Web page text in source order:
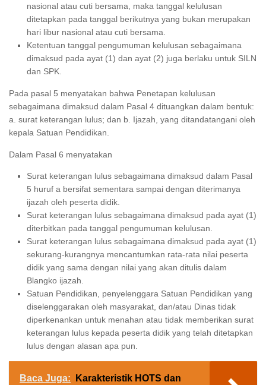
nasional atau cuti bersama, maka tanggal kelulusan
ditetapkan pada tanggal berikutnya yang bukan merupakan
hari libur nasional atau cuti bersama.
Ketentuan tanggal pengumuman kelulusan sebagaimana
dimaksud pada ayat (1) dan ayat (2) juga berlaku untuk SILN
dan SPK.
Pada pasal 5 menyatakan bahwa Penetapan kelulusan
sebagaimana dimaksud dalam Pasal 4 dituangkan dalam bentuk:
a. surat keterangan lulus; dan b. Ijazah, yang ditandatangani oleh
kepala Satuan Pendidikan.
Dalam Pasal 6 menyatakan
Surat keterangan lulus sebagaimana dimaksud dalam Pasal
5 huruf a bersifat sementara sampai dengan diterimanya
ijazah oleh peserta didik.
Surat keterangan lulus sebagaimana dimaksud pada ayat (1)
diterbitkan pada tanggal pengumuman kelulusan.
Surat keterangan lulus sebagaimana dimaksud pada ayat (1)
sekurang-kurangnya mencantumkan rata-rata nilai peserta
didik yang sama dengan nilai yang akan ditulis dalam
Blangko ijazah.
Satuan Pendidikan, penyelenggara Satuan Pendidikan yang
diselenggarakan oleh masyarakat, dan/atau Dinas tidak
diperkenankan untuk menahan atau tidak memberikan surat
keterangan lulus kepada peserta didik yang telah ditetapkan
lulus dengan alasan apa pun.
Baca Juga:
Karakteristik HOTS dan